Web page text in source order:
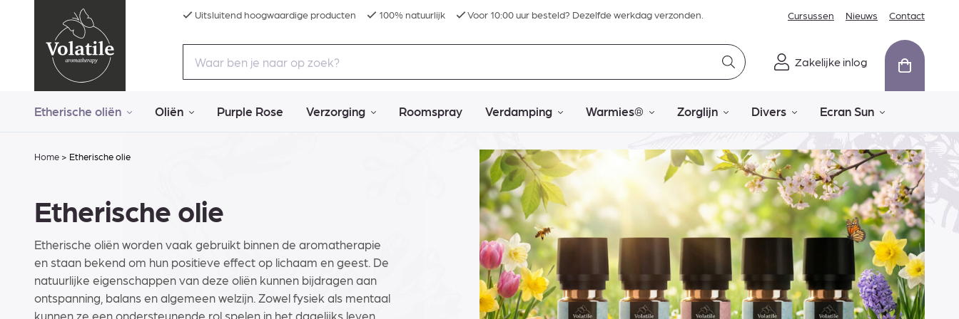
Uitsluitend hoogwaardige producten 100% natuurlijk Voor 10:00 uur besteld? Dezelfde werkdag verzonden. Cursussen Nieuws Contact
Zakelijke inlog
Etherische oliën Oliën Purple Rose Verzorging Roomspray Verdamping Warmies® Zorglijn Divers Ecran Sun
Home > Etherische olie
Etherische olie
Etherische oliën worden vaak gebruikt binnen de aromatherapie
en staan bekend om hun positieve effect op lichaam en geest. De
natuurlijke eigenschappen van deze oliën kunnen bijdragen aan
ontspanning, balans en algemeen welzijn. Zowel fysiek als mentaal
kunnen ze een ondersteunende rol spelen in het dagelijks leven.